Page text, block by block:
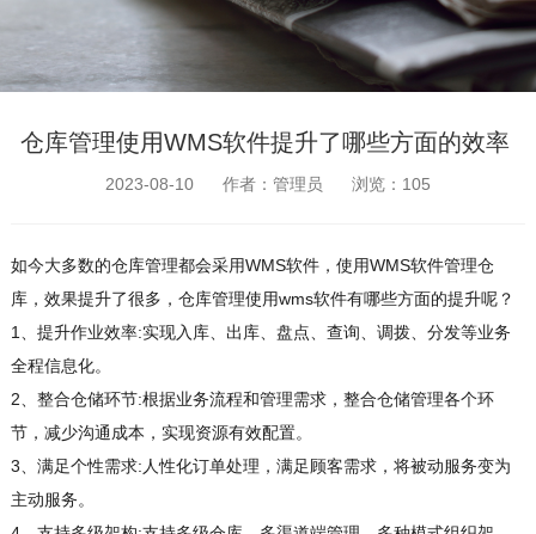
仓库管理使用WMS软件提升了哪些方面的效率
2023-08-10 作者：管理员 浏览： 105
如今大多数的仓库管理都会采用WMS软件，使用WMS软件管理仓
库，效果提升了很多，仓库管理使用wms软件有哪些方面的提升呢？
1、提升作业效率:实现入库、出库、盘点、查询、调拨、分发等业务
全程信息化。
2、整合仓储环节:根据业务流程和管理需求，整合仓储管理各个环
节，减少沟通成本，实现资源有效配置。
3、满足个性需求:人性化订单处理，满足顾客需求，将被动服务变为
主动服务。